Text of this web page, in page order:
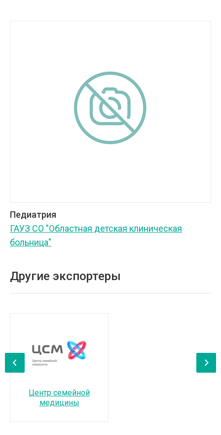
Педиатрия
ГАУЗ СО "Областная детская клиническая
больница"
Другие экспортеры
Центр семейной
медицины